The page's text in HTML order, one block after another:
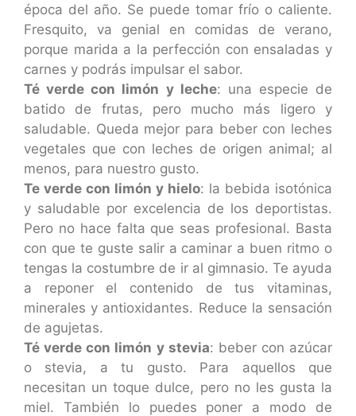
época del año. Se puede tomar frío o caliente.
Fresquito, va genial en comidas de verano,
porque marida a la perfección con ensaladas y
carnes y podrás impulsar el sabor.
Té verde con limón y leche: una especie de
batido de frutas, pero mucho más ligero y
saludable. Queda mejor para beber con leches
vegetales que con leches de origen animal; al
menos, para nuestro gusto.
Te verde con limón y hielo: la bebida isotónica
y saludable por excelencia de los deportistas.
Pero no hace falta que seas profesional. Basta
con que te guste salir a caminar a buen ritmo o
tengas la costumbre de ir al gimnasio. Te ayuda
a reponer el contenido de tus vitaminas,
minerales y antioxidantes. Reduce la sensación
de agujetas.
Té verde con limón y stevia: beber con azúcar
o stevia, a tu gusto. Para aquellos que
necesitan un toque dulce, pero no les gusta la
miel. También lo puedes poner a modo de